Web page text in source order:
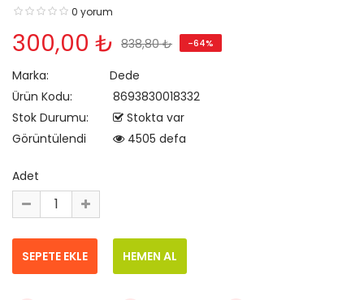
0 yorum
300,00 ₺ 838,80 ₺ -64%
Marka:
Dede
Ürün Kodu:
8693830018332
Stok Durumu:
Stokta var
Görüntülendi
4505 defa
Adet